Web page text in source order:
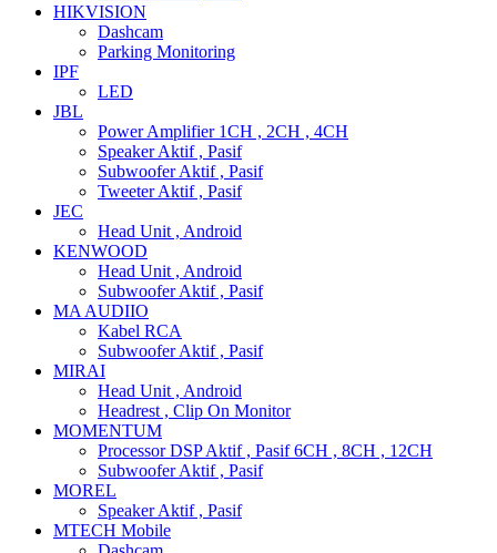
HIKVISION
Dashcam
Parking Monitoring
IPF
LED
JBL
Power Amplifier 1CH , 2CH , 4CH
Speaker Aktif , Pasif
Subwoofer Aktif , Pasif
Tweeter Aktif , Pasif
JEC
Head Unit , Android
KENWOOD
Head Unit , Android
Subwoofer Aktif , Pasif
MA AUDIIO
Kabel RCA
Subwoofer Aktif , Pasif
MIRAI
Head Unit , Android
Headrest , Clip On Monitor
MOMENTUM
Processor DSP Aktif , Pasif 6CH , 8CH , 12CH
Subwoofer Aktif , Pasif
MOREL
Speaker Aktif , Pasif
MTECH Mobile